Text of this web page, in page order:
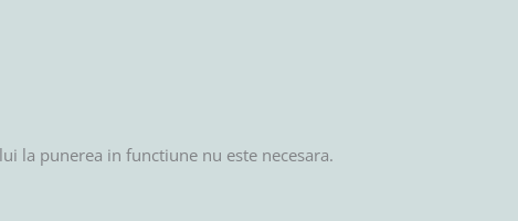
la punerea in functiune nu este necesara.